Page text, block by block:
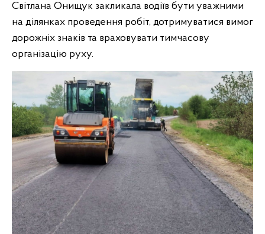
Світлана Онищук закликала водіїв бути уважними
на ділянках проведення робіт, дотримуватися вимог
дорожніх знаків та враховувати тимчасову
організацію руху.